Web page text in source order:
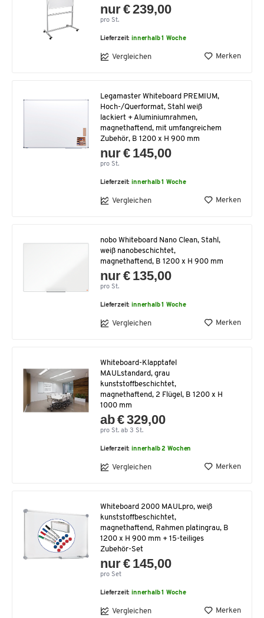
nur € 239,00
pro St.
Lieferzeit:innerhalb 1 Woche
Vergleichen Merken
Legamaster Whiteboard PREMIUM,
Hoch-/Querformat, Stahl weiß
lackiert + Aluminiumrahmen,
magnethaftend, mit umfangreichem
Zubehör, B 1200 x H 900 mm
nur € 145,00
pro St.
Lieferzeit:innerhalb 1 Woche
Vergleichen Merken
nobo Whiteboard Nano Clean, Stahl,
weiß nanobeschichtet,
magnethaftend, B 1200 x H 900 mm
nur € 135,00
pro St.
Lieferzeit:innerhalb 1 Woche
Vergleichen Merken
Whiteboard-Klapptafel
MAULstandard, grau
kunststoffbeschichtet,
magnethaftend, 2 Flügel, B 1200 x H
1000 mm
ab € 329,00
pro St. ab 3 St.
Lieferzeit:innerhalb 2 Wochen
Vergleichen Merken
Whiteboard 2000 MAULpro, weiß
kunststoffbeschichtet,
magnethaftend, Rahmen platingrau, B
1200 x H 900 mm + 15-teiliges
Zubehör-Set
nur € 145,00
pro Set
Lieferzeit:innerhalb 1 Woche
Vergleichen Merken